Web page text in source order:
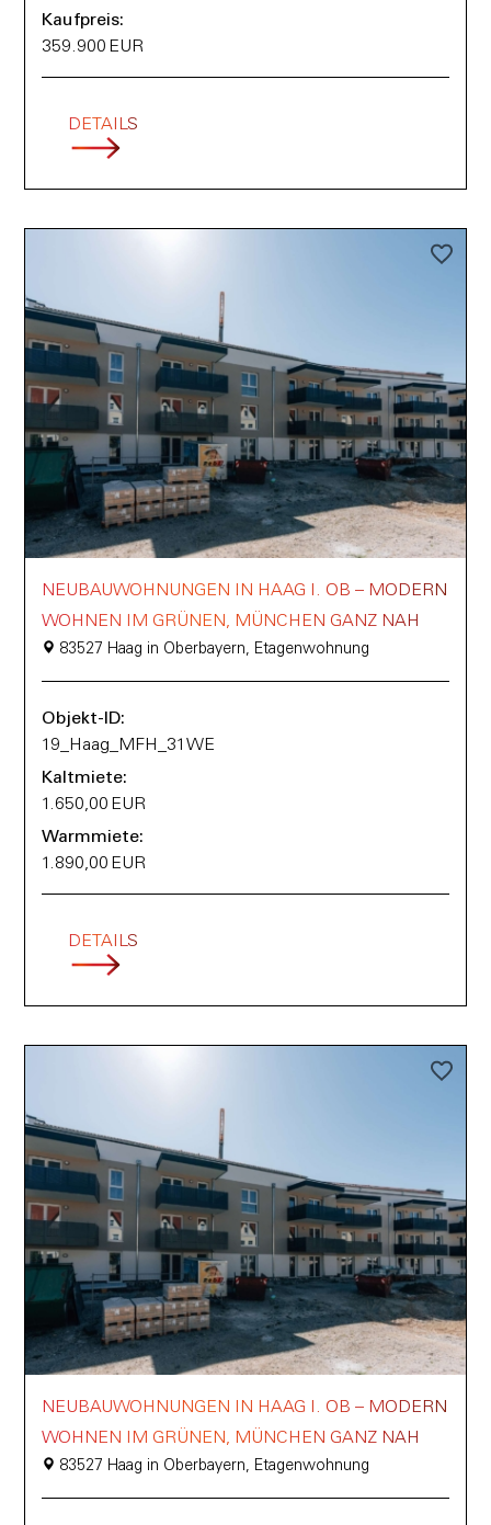
Kaufpreis:
359.900 EUR
DETAILS
NEUBAUWOHNUNGEN IN HAAG I. OB – MODERN
WOHNEN IM GRÜNEN, MÜNCHEN GANZ NAH
83527 Haag in Oberbayern, Etagenwohnung
Objekt-ID:
19_Haag_MFH_31WE
Kaltmiete:
1.650,00 EUR
Warmmiete:
1.890,00 EUR
DETAILS
NEUBAUWOHNUNGEN IN HAAG I. OB – MODERN
WOHNEN IM GRÜNEN, MÜNCHEN GANZ NAH
83527 Haag in Oberbayern, Etagenwohnung